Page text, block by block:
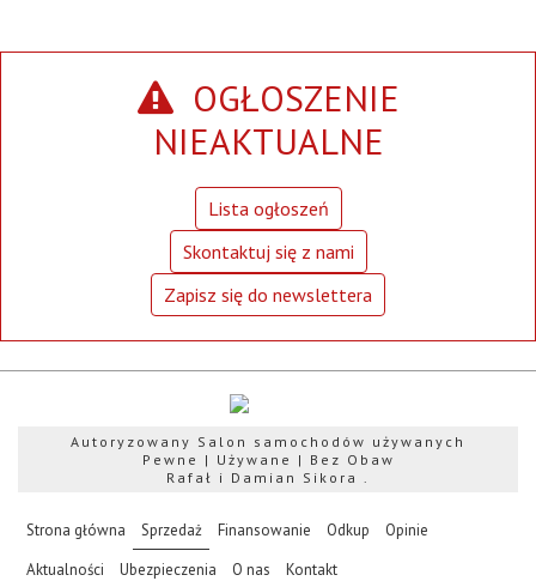
OGŁOSZENIE
NIEAKTUALNE
Lista ogłoszeń
Skontaktuj się z nami
Zapisz się do newslettera
Autoryzowany Salon samochodów używanych
Pewne | Używane | Bez Obaw
Rafał i Damian Sikora .
Strona główna(current)
Sprzedaż Finansowanie Odkup
Opinie
Aktualności
Ubezpieczenia O nas Kontakt